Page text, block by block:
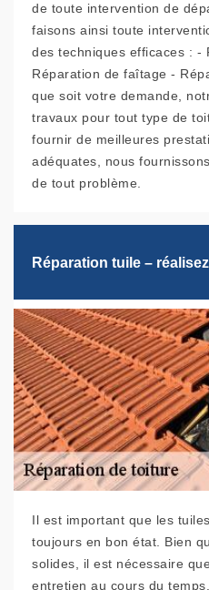
de toute intervention de
faisons ainsi toute
des techniques efficaces : -
Réparation de faîtage -
que soit votre demande,
travaux pour tout type de
fournir de meilleures
adéquates, nous
de tout problème.
Réparation tuile –
Il est important que les
toujours en bon état. Bien
solides, il est nécessaire
entretien au cours du